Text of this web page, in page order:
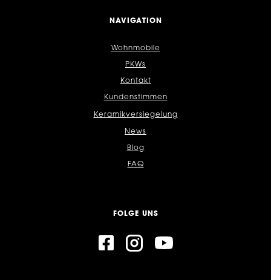
NAVIGATION
Wohnmobile
PKWs
Kontakt
Kundenstimmen
Keramikversiegelung
News
Blog
FAQ
FOLGE UNS